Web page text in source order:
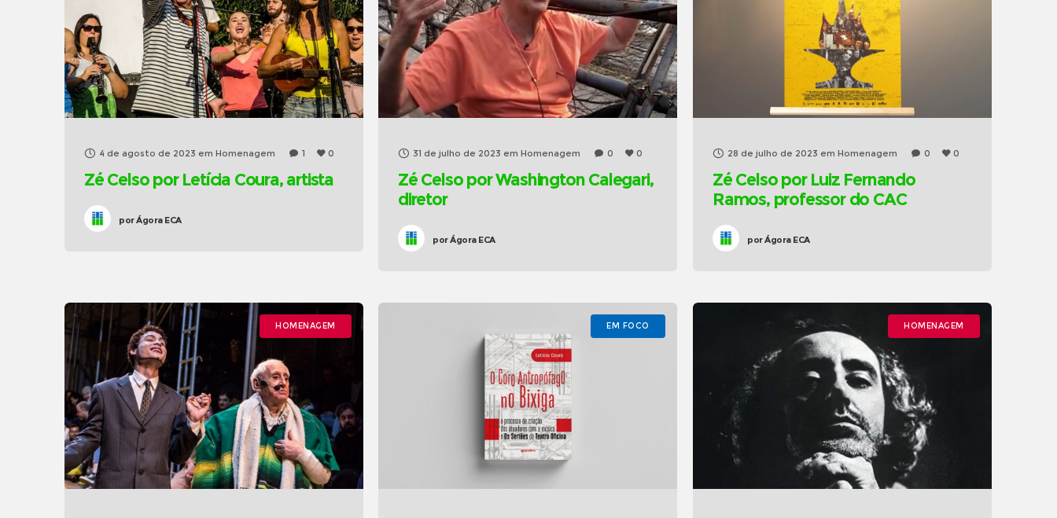
4 de agosto de 2023 em Homenagem 1 0
Zé Celso por Letícia Coura, artista
porÁgora ECA
31 de julho de 2023 em Homenagem 0 0
Zé Celso por Washington Calegari,
diretor
porÁgora ECA
28 de julho de 2023 em Homenagem 0 0
Zé Celso por Luiz Fernando
Ramos, professor do CAC
porÁgora ECA
HOMENAGEM EM FOCO HOMENAGEM